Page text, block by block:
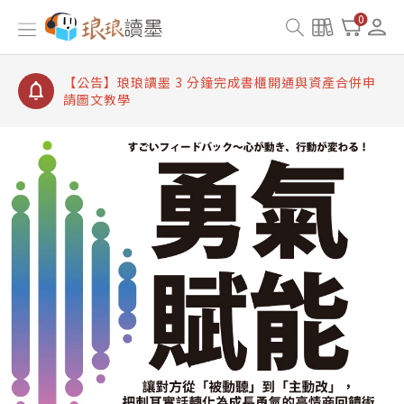
0
【公告】琅琅讀墨書櫃開通常見問題
【公告】琅琅讀墨 3 分鐘完成書櫃開通與資產合併申
【公告】琅琅書店服務升級重要說明及資產合併結果
查詢